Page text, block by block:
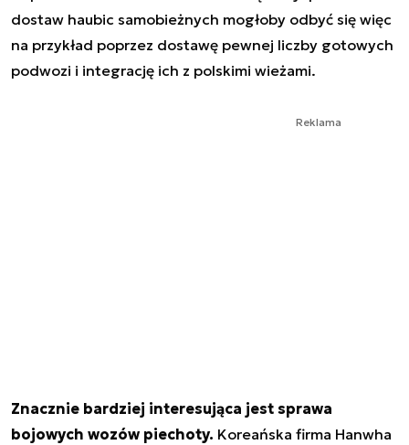
dostaw haubic samobieżnych mogłoby odbyć się więc
na przykład poprzez dostawę pewnej liczby gotowych
podwozi i integrację ich z polskimi wieżami.
Reklama
Znacznie bardziej interesująca jest sprawa
bojowych wozów piechoty. Koreańska firma Hanwha